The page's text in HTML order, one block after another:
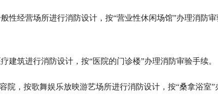
性经营场所进行消防设计，按“营业性休闲场馆”办理消防审
建筑进行消防设计，按“医院的门诊楼”办理消防审验手续。
院，按歌舞娱乐放映游艺场所进行消防设计，按“桑拿浴室”